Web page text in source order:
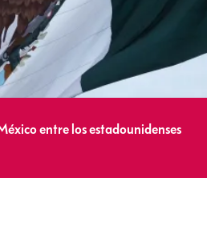
entre los estadounidenses